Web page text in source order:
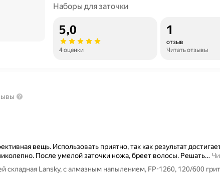
Наборы для заточки
5,0
4 оценки
1
отзыв
Читать отзывы
вещь. Использовать приятно, так как результат
После умелой заточки ножа, бреет волосы. Решать…
складная Lansky, с алмазным напылением, FP-1260, 120/600 грит